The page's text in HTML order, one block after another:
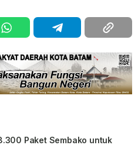
Paket Sembako untuk